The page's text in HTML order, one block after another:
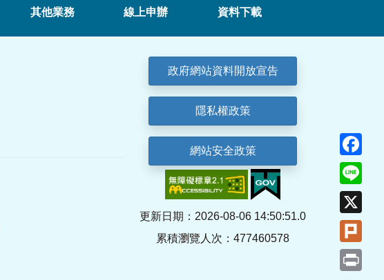
其他業務 線上申辦 資料下載
政府網站資料開放宣告
隱私權政策
網站安全政策
更新日期：2026-08-06 14:50:51.0
累積瀏覽人次：477460578